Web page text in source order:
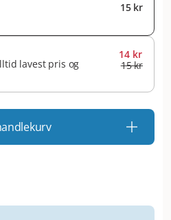
15 kr
lavest pris og
14 kr
15 kr